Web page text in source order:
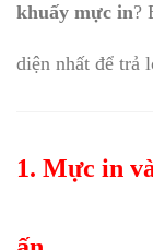
khuấy mực in?
diện nhất để trả
1. Mực in